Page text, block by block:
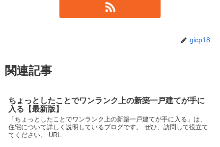
gicp18
関連記事
ちょっとしたことでワンランク上の新築一戸建てが手に
入る【最新版】
「ちょっとしたことでワンランク上の新築一戸建てが手に入る」は、
住宅について詳しく説明しているブログです。 ぜひ、訪問して役立て
てください。 URL: